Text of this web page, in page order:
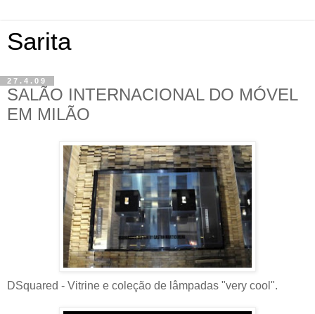
Sarita
27.4.09
SALÃO INTERNACIONAL DO MÓVEL
EM MILÃO
DSquared - Vitrine e coleção de lâmpadas "very cool".